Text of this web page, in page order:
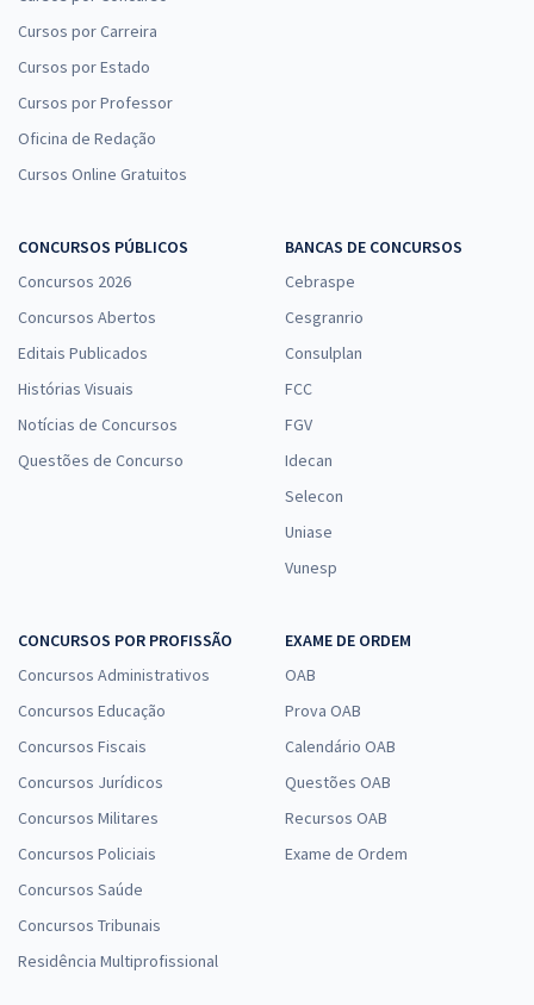
Cursos por Carreira
Cursos por Estado
Cursos por Professor
Oficina de Redação
Cursos Online Gratuitos
CONCURSOS PÚBLICOS
Concursos 2026
Concursos Abertos
Editais Publicados
Histórias Visuais
Notícias de Concursos
Questões de Concurso
BANCAS DE CONCURSOS
Cebraspe
Cesgranrio
Consulplan
FCC
FGV
Idecan
Selecon
Uniase
Vunesp
CONCURSOS POR PROFISSÃO
Concursos Administrativos
Concursos Educação
Concursos Fiscais
Concursos Jurídicos
Concursos Militares
Concursos Policiais
Concursos Saúde
Concursos Tribunais
Residência Multiprofissional
EXAME DE ORDEM
OAB
Prova OAB
Calendário OAB
Questões OAB
Recursos OAB
Exame de Ordem